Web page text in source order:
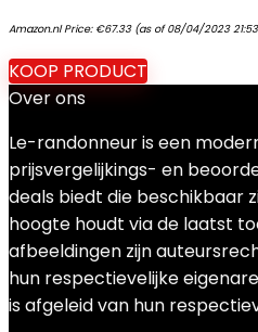
Amazon.nl Price: €67.33(as of 08/04/2023
KOOP PRODUCT
Over ons
Le-randonneur is een
prijsvergelijkings- en
deals biedt die beschikbaar
hoogte houdt via de laatst
afbeeldingen zijn
hun respectievelijke
is afgeleid van hun